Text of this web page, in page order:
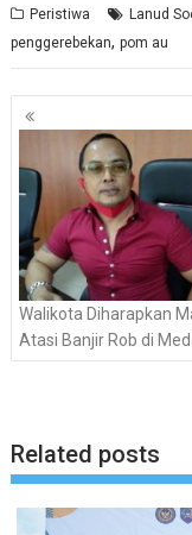
Peristiwa Lanud
penggerebekan,pom au
Navigasi
pos
Walikota Diharapkan
Atasi Banjir Rob di
Related posts